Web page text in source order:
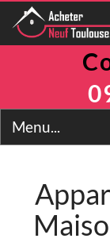
BRS
LMNP
Toulouse
Financement